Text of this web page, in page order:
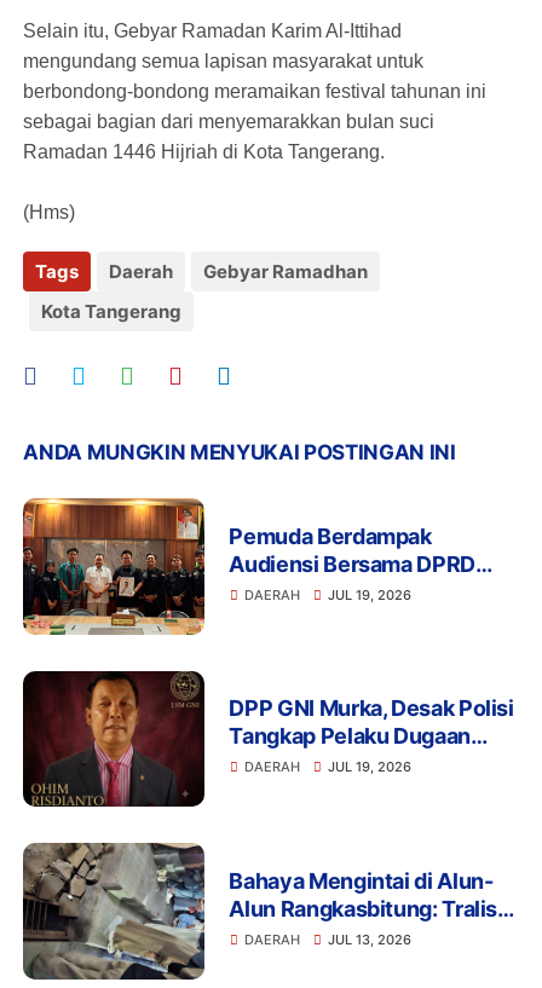
Selain itu, Gebyar Ramadan Karim Al-Ittihad
mengundang semua lapisan masyarakat untuk
berbondong-bondong meramaikan festival tahunan ini
sebagai bagian dari menyemarakkan bulan suci
Ramadan 1446 Hijriah di Kota Tangerang.
(Hms)
Tags Daerah
Gebyar Ramadhan
Kota Tangerang
ANDA MUNGKIN MENYUKAI POSTINGAN INI
Pemuda Berdampak
Audiensi Bersama DPRD
Provinsi Banten Bahas
DAERAH JUL 19, 2026
DPP GNI Murka, Desak Polisi
Tangkap Pelaku Dugaan
Intimidasi dan
DAERAH JUL 19, 2026
Bahaya Mengintai di Alun-
Alun Rangkasbitung: Tralis
Drainase Rusak Picu Banyak
DAERAH JUL 13, 2026